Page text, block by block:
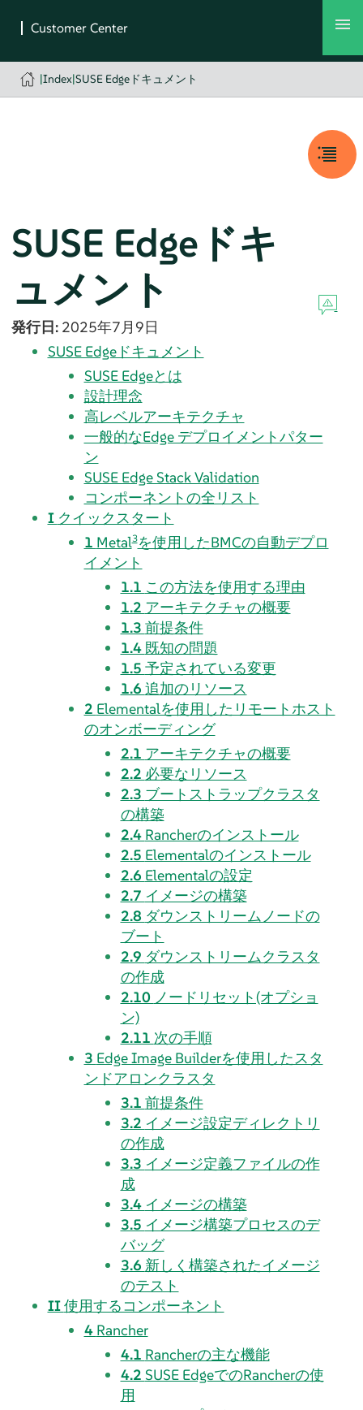
|Index|SUSE Edgeドキュメント
SUSE Edgeドキ
ュメント
発行日: 2025年7月9日
SUSE Edgeドキュメント
SUSE Edgeとは
設計理念
高レベルアーキテクチャ
一般的なEdge デプロイメントパター
ン
SUSE Edge Stack Validation
コンポーネントの全リスト
I クイックスタート
1 Metal3を使用したBMCの自動デプロ
イメント
1.1 この方法を使用する理由
1.2 アーキテクチャの概要
1.3 前提条件
1.4 既知の問題
1.5 予定されている変更
1.6 追加のリソース
2 Elementalを使用したリモートホスト
のオンボーディング
2.1 アーキテクチャの概要
2.2 必要なリソース
2.3 ブートストラップクラスタ
の構築
2.4 Rancherのインストール
2.5 Elementalのインストール
2.6 Elementalの設定
2.7 イメージの構築
2.8 ダウンストリームノードの
ブート
2.9 ダウンストリームクラスタ
の作成
2.10 ノードリセット(オプショ
ン)
2.11 次の手順
3 Edge Image Builderを使用したスタ
ンドアロンクラスタ
3.1 前提条件
3.2 イメージ設定ディレクトリ
の作成
3.3 イメージ定義ファイルの作
成
3.4 イメージの構築
3.5 イメージ構築プロセスのデ
バッグ
3.6 新しく構築されたイメージ
のテスト
II使用するコンポーネント
4 Rancher
4.1 Rancherの主な機能
4.2 SUSE EdgeでのRancherの使
用